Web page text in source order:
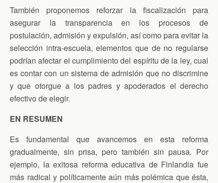
También proponemos reforzar la fiscalización para
asegurar la transparencia en los procesos de
postulación, admisión y expulsión, así como para evitar la
selección intra-escuela, elementos que de no regularse
podrían afectar el cumplimiento del espíritu de la ley, cual
es contar con un sistema de admisión que no discrimine
y que otorgue a los padres y apoderados el derecho
efectivo de elegir.
EN RESUMEN
Es fundamental que avancemos en esta reforma
gradualmente, sin prisa, pero también sin pausa. Por
ejemplo, la exitosa reforma educativa de Finlandia fue
más radical y políticamente aún más polémica que ésta,